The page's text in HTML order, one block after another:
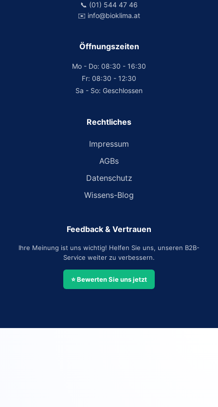
📞 (01) 544 47 46
✉️ info@bioklima.at
Öffnungszeiten
Mo - Do: 08:30 - 16:30
Fr: 08:30 - 12:30
Sa - So: Geschlossen
Rechtliches
Impressum
AGBs
Datenschutz
Wissens-Blog
Feedback & Vertrauen
Ihre Meinung ist uns wichtig! Helfen Sie uns, unseren B2B-
Service weiter zu verbessern.
⭐ Bewerten Sie uns jetzt